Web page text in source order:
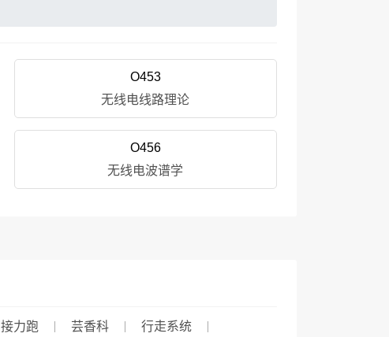
O453
无线电线路理论
O456
无线电波谱学
接力跑 芸香科 行走系统